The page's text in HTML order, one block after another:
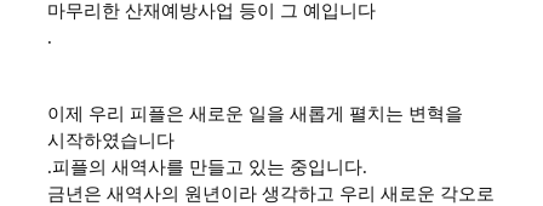
마무리한 산재예방사업 등이 그 예입니다
.
이제 우리 피플은 새로운 일을 새롭게 펼치는 변혁을
시작하였습니다
.피플의 새역사를 만들고 있는 중입니다.
금년은 새역사의 원년이라 생각하고 우리 새로운 각오로